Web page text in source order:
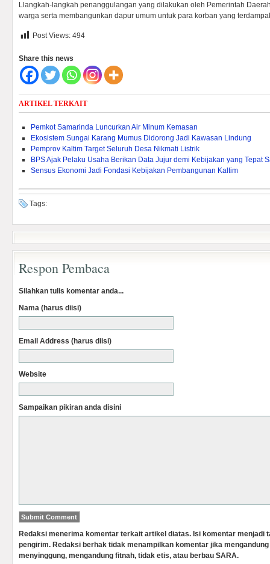
Llangkah-langkah penanggulangan yang dilakukan oleh Pemerintah
warga serta membangunkan dapur umum untuk para korban yang
Post Views: 494
Share this news
ARTIKEL TERKAIT
Pemkot Samarinda Luncurkan Air Minum Kemasan
Ekosistem Sungai Karang Mumus Didorong Jadi Kawasan Lindung
Pemprov Kaltim Target Seluruh Desa Nikmati Listrik
BPS Ajak Pelaku Usaha Berikan Data Jujur demi Kebijakan yang Tepat
Sensus Ekonomi Jadi Fondasi Kebijakan Pembangunan Kaltim
Tags:
Respon Pembaca
Silahkan tulis komentar anda...
Nama (harus diisi)
Email Address (harus diisi)
Website
Sampaikan pikiran anda disini
Redaksi menerima komentar terkait artikel diatas. Isi komentar menjadi
pengirim. Redaksi berhak tidak menampilkan komentar jika
menyinggung, mengandung fitnah, tidak etis, atau berbau SARA.